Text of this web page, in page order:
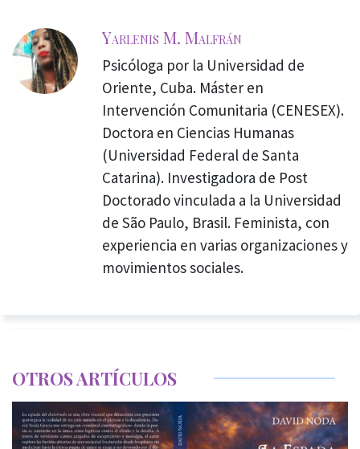
Yarlenis M. Malfrán
Psicóloga por la Universidad de
Oriente, Cuba. Máster en
Intervención Comunitaria (CENESEX).
Doctora en Ciencias Humanas
(Universidad Federal de Santa
Catarina). Investigadora de Post
Doctorado vinculada a la Universidad
de São Paulo, Brasil. Feminista, con
experiencia en varias organizaciones y
movimientos sociales.
OTROS ARTÍCULOS